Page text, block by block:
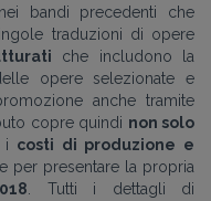
bandi precedenti che
traduzioni di opere
che includono la
opere selezionate e
anche tramite
copre quindi non solo
i costi di produzione e
per presentare la propria
Tutti i dettagli di